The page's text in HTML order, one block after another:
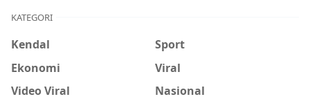
KATEGORI
Kendal
Sport
Ekonomi
Viral
Video Viral
Nasional